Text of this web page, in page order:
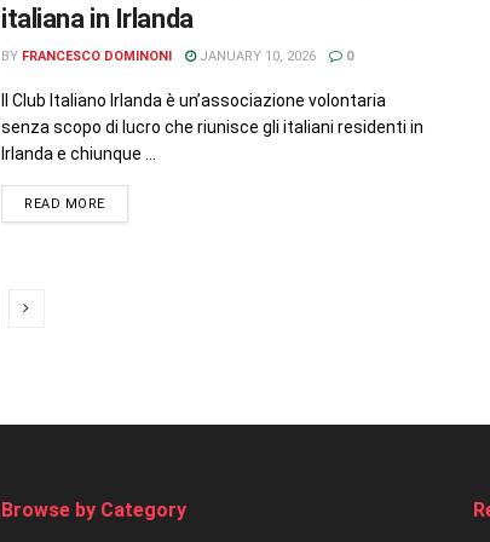
italiana in Irlanda
BY FRANCESCO DOMINONI JANUARY 10, 2026 0
Il Club Italiano Irlanda è un’associazione volontaria
senza scopo di lucro che riunisce gli italiani residenti in
Irlanda e chiunque ...
READ MORE
Browse by Category